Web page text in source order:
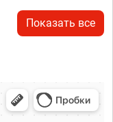
Показать все